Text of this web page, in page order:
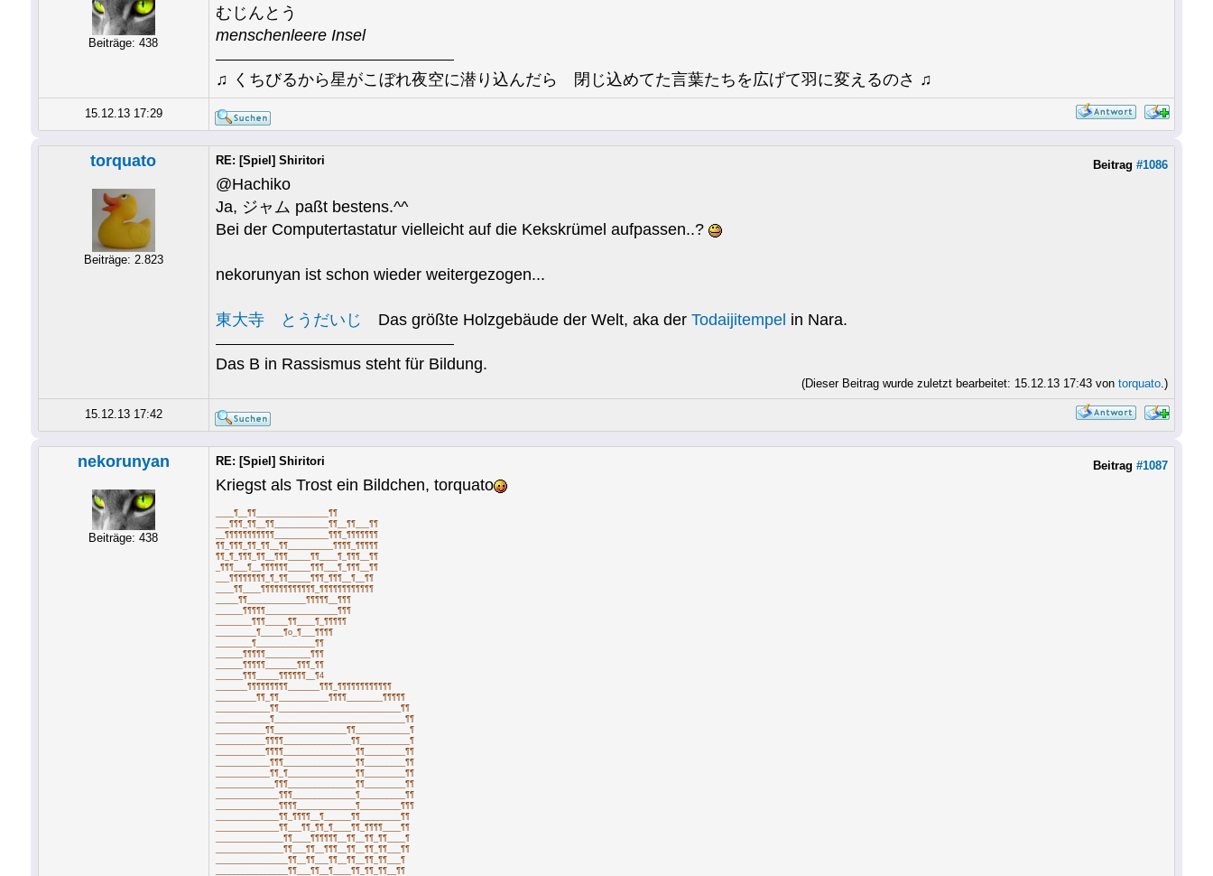
Beiträge: 438
むじんとう
menschenleere Insel
♫ くちびるから星がこぼれ夜空に潜り込んだら 閉じ込めてた言葉たちを広げて羽に変えるのさ ♫
15.12.13 17:29
torquato
Beiträge: 2.823
Beitrag #1086
RE: [Spiel] Shiritori
@Hachiko
Ja, ジャム paßt bestens.^^
Bei der Computertastatur vielleicht auf die Kekskrümel aufpassen..?
nekorunyan ist schon wieder weitergezogen...
東大寺 とうだいじ Das größte Holzgebäude der Welt, aka der Todaijitempel in Nara.
Das B in Rassismus steht für Bildung.
(Dieser Beitrag wurde zuletzt bearbeitet: 15.12.13 17:43 von torquato.)
15.12.13 17:42
nekorunyan
Beiträge: 438
Beitrag #1087
RE: [Spiel] Shiritori
Kriegst als Trost ein Bildchen, torquato
____¶__¶¶________________¶¶
___¶¶¶_¶¶__¶¶____________¶¶__¶¶___¶¶
__¶¶¶¶¶¶¶¶¶¶¶____________¶¶¶_¶¶¶¶¶¶¶
¶¶_¶¶¶_¶¶_¶¶__¶¶__________¶¶¶¶_¶¶¶¶¶
¶¶_¶_¶¶¶_¶¶__¶¶¶_____¶¶____¶_¶¶¶__¶¶
_¶¶¶___¶__¶¶¶¶¶¶_____¶¶¶___¶_¶¶¶__¶¶
___¶¶¶¶¶¶¶¶_¶_¶¶_____¶¶¶_¶¶¶__¶__¶¶
____¶¶____¶¶¶¶¶¶¶¶¶¶¶¶_¶¶¶¶¶¶¶¶¶¶¶¶
_____¶¶_____________¶¶¶¶¶__¶¶¶
______¶¶¶¶¶________________¶¶¶
________¶¶¶_____¶¶____¶_¶¶¶¶¶
_________¶_____¶o_¶___¶¶¶¶
________¶_____________¶¶
______¶¶¶¶¶__________¶¶¶
______¶¶¶¶¶_______¶¶¶_¶¶
______¶¶¶_____¶¶¶¶¶¶__¶4
_______¶¶¶¶¶¶¶¶¶_______¶¶¶_¶¶¶¶¶¶¶¶¶¶¶¶
_________¶¶_¶¶___________¶¶¶¶________¶¶¶¶¶
____________¶¶___________________________¶¶
____________¶_____________________________¶¶
___________¶¶________________¶¶____________¶
___________¶¶¶¶_______________¶¶___________¶
___________¶¶¶¶________________¶¶_________¶¶
____________¶¶¶________________¶¶_________¶¶
____________¶¶_¶_______________¶¶_________¶¶
_____________¶¶¶_______________¶¶_________¶¶
______________¶¶¶______________¶__________¶¶
______________¶¶¶¶_____________¶_________¶¶¶
______________¶¶_¶¶¶¶__¶______¶¶_________¶¶
______________¶¶___¶¶_¶¶_¶____¶¶_¶¶¶¶____¶¶
_______________¶¶____¶¶¶¶¶¶__¶¶__¶¶_¶¶____¶
_______________¶¶___¶¶__¶¶¶__¶¶__¶¶_¶¶___¶¶
________________¶¶__¶¶___¶¶__¶¶__¶¶_¶¶___¶
________________¶¶___¶¶__¶____¶¶_¶¶_¶¶__¶¶